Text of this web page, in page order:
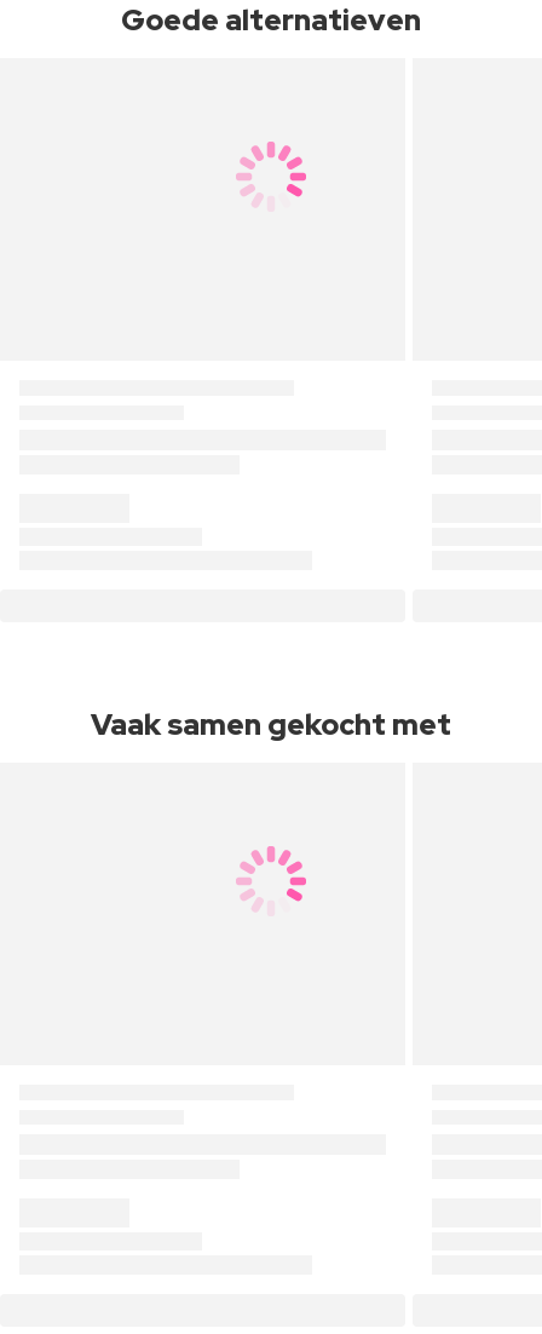
Goede alternatieven
Vaak samen gekocht met